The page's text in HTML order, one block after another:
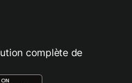
complète de